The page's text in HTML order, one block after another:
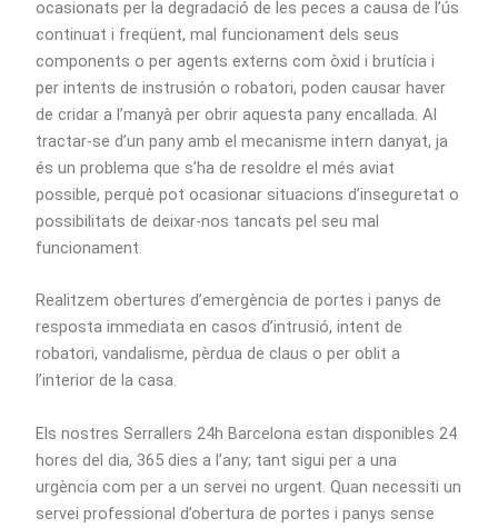
ocasionats per la degradació de les peces a causa de l’ús
continuat i freqüent, mal funcionament dels seus
components o per agents externs com òxid i brutícia i
per intents de instrusión o robatori, poden causar haver
de cridar a l’manyà per obrir aquesta pany encallada. Al
tractar-se d’un pany amb el mecanisme intern danyat, ja
és un problema que s’ha de resoldre el més aviat
possible, perquè pot ocasionar situacions d’inseguretat o
possibilitats de deixar-nos tancats pel seu mal
funcionament.
Realitzem obertures d’emergència de portes i panys de
resposta immediata en casos d’intrusió, intent de
robatori, vandalisme, pèrdua de claus o per oblit a
l’interior de la casa.
Els nostres Serrallers 24h Barcelona estan disponibles 24
hores del dia, 365 dies a l’any; tant sigui per a una
urgència com per a un servei no urgent. Quan necessiti un
servei professional d’obertura de portes i panys sense